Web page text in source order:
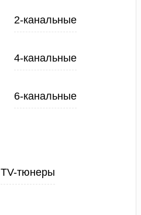
2-канальные
4-канальные
6-канальные
TV-тюнеры